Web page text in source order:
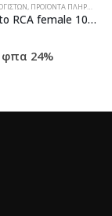
, ΠΡΟΪΌΝΤΑ ΠΛΗΡΟΦΟΡΙΚΉΣ - ΚΙΝΗΤΉΣ ΤΗΛΕΦΩΝΊΑΣ - ΗΛΕΚΤΡΟΝΙΚΆ
BNC male to RCA female 10τεμ DeTech – 17150
24%